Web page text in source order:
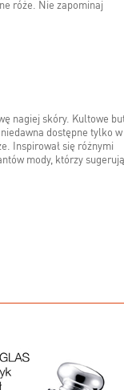
róże. Nie zapominaj
nagiej skóry. Kultowe
dostępne tylko w
Inspirował się różnymi
mody, którzy